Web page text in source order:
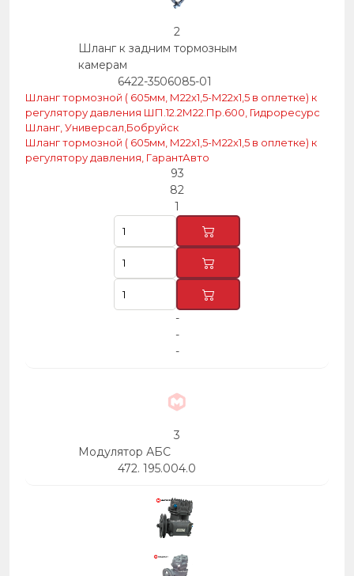
2
Шланг к задним тормозным
камерам
6422-3506085-01
Шланг тормозной ( 605мм, М22х1,5-М22х1,5 в оплетке) к
регулятору давления ШП.12.2М22.Пр.600, Гидроресурс
Шланг, Универсал,Бобруйск
Шланг тормозной ( 605мм, М22х1,5-М22х1,5 в оплетке) к
регулятору давления, ГарантАвто
93
82
1
-
-
-
3
Модулятор АБС
472. 195.004.0